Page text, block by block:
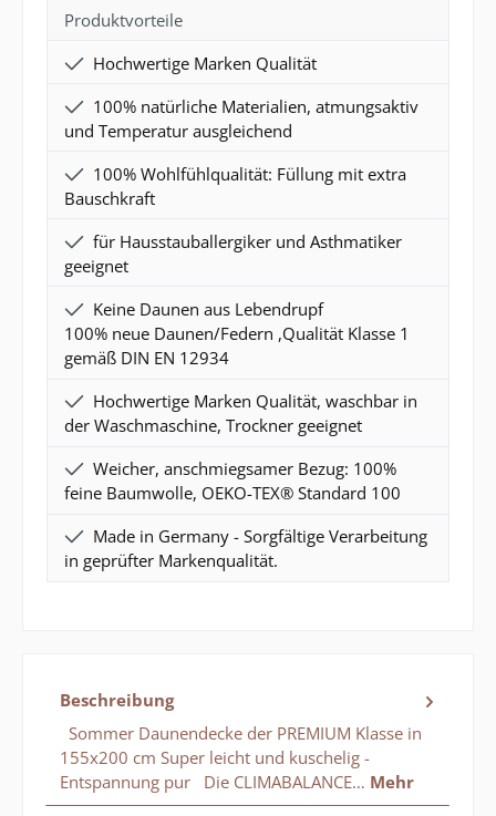
Produktvorteile
Hochwertige Marken Qualität
100% natürliche Materialien, atmungsaktiv
und Temperatur ausgleichend
100% Wohlfühlqualität: Füllung mit extra
Bauschkraft
für Hausstauballergiker und Asthmatiker
geeignet
Keine Daunen aus Lebendrupf
100% neue Daunen/Federn ,Qualität Klasse 1
gemäß DIN EN 12934
Hochwertige Marken Qualität, waschbar in
der Waschmaschine, Trockner geeignet
Weicher, anschmiegsamer Bezug: 100%
feine Baumwolle, OEKO-TEX® Standard 100
Made in Germany - Sorgfältige Verarbeitung
in geprüfter Markenqualität.
Beschreibung
Sommer Daunendecke der PREMIUM Klasse in
155x200 cm Super leicht und kuschelig -
Entspannung pur Die CLIMABALANCE… Mehr